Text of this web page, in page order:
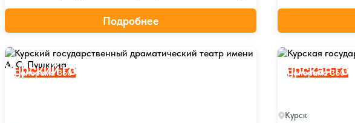
Подробнее
Курский государственный драматический театр имени А. С. Пушкина
Панорама 360°
Курский государственный
Курская
Панорама 360°
Курская
Курск